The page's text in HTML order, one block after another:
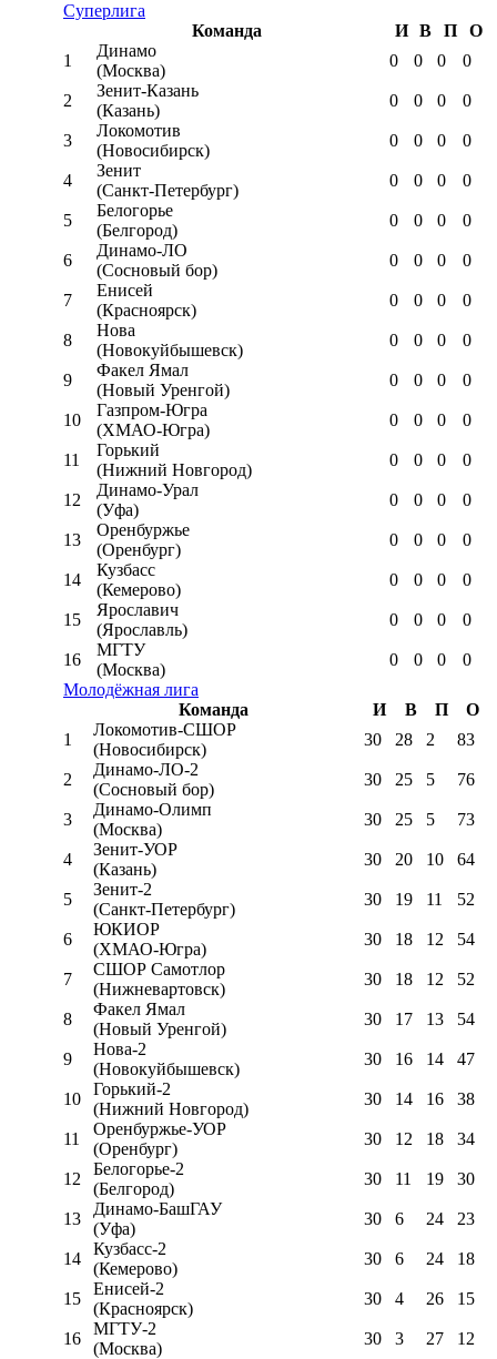
Суперлига
Команда
И В П
О
1
Динамо
(Москва)
0 0 0 0
2
Зенит-Казань
(Казань)
0 0 0 0
3
Локомотив
(Новосибирск)
0 0 0 0
4
Зенит
(Санкт-Петербург)
0 0 0 0
5
Белогорье
(Белгород)
0 0 0 0
6
Динамо-ЛО
(Сосновый бор)
0 0 0 0
7
Енисей
(Красноярск)
0 0 0 0
8
Нова
(Новокуйбышевск)
0 0 0 0
9
Факел Ямал
(Новый Уренгой)
0 0 0 0
10
Газпром-Югра
(ХМАО-Югра)
0 0 0 0
11
Горький
(Нижний Новгород)
0 0 0 0
12
Динамо-Урал
(Уфа)
0 0 0 0
13
Оренбуржье
(Оренбург)
0 0 0 0
14
Кузбасс
(Кемерово)
0 0 0 0
15
Ярославич
(Ярославль)
0 0 0 0
16
МГТУ
(Москва)
0 0 0
0
Молодёжная лига
Команда
И В П
О
1
Локомотив-CШОР
(Новосибирск)
30 28 2 83
2
Динамо-ЛО-2
(Сосновый бор)
30 25 5 76
3
Динамо-Олимп
(Москва)
30 25 5 73
4
Зенит-УОР
(Казань)
30 20 10 64
5
Зенит-2
(Санкт-Петербург)
30 19 11 52
6
ЮКИОР
(ХМАО-Югра)
30 18 12 54
7
СШОР Самотлор
(Нижневартовск)
30 18 12 52
8
Факел Ямал
(Новый Уренгой)
30 17 13 54
9
Нова-2
(Новокуйбышевск)
30 16 14 47
10
Горький-2
(Нижний Новгород)
30 14 16 38
11
Оренбуржье-УОР
(Оренбург)
30 12 18 34
12
Белогорье-2
(Белгород)
30 11 19 30
13
Динамо-БашГАУ
(Уфа)
30 6 24 23
14
Кузбасс-2
(Кемерово)
30 6 24 18
15
Енисей-2
(Красноярск)
30 4 26 15
16
МГТУ-2
(Москва)
30 3 27 12